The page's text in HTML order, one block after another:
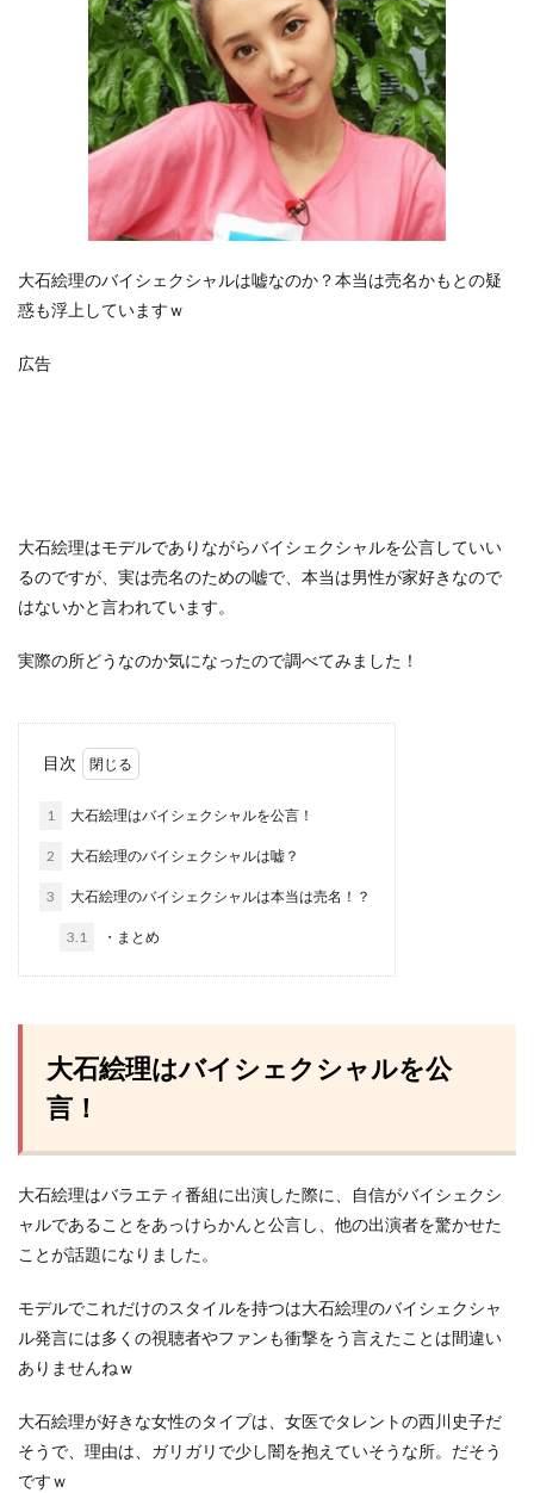
大石絵理のバイシェクシャルは嘘なのか？本当は売名かもとの疑
惑も浮上していますｗ
広告
大石絵理はモデルでありながらバイシェクシャルを公言していい
るのですが、実は売名のための嘘で、本当は男性が家好きなので
はないかと言われています。
実際の所どうなのか気になったので調べてみました！
目次
1 大石絵理はバイシェクシャルを公言！
2 大石絵理のバイシェクシャルは嘘？
3 大石絵理のバイシェクシャルは本当は売名！？
3.1 ・まとめ
大石絵理はバイシェクシャルを公
言！
大石絵理はバラエティ番組に出演した際に、自信がバイシェクシ
ャルであることをあっけらかんと公言し、他の出演者を驚かせた
ことが話題になりました。
モデルでこれだけのスタイルを持つは大石絵理のバイシェクシャ
ル発言には多くの視聴者やファンも衝撃をう言えたことは間違い
ありませんねｗ
大石絵理が好きな女性のタイプは、女医でタレントの西川史子だ
そうで、理由は、ガリガリで少し闇を抱えていそうな所。だそう
ですｗ